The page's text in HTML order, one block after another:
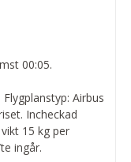
00:05.
Airbus
Incheckad
15 kg per
ingår.